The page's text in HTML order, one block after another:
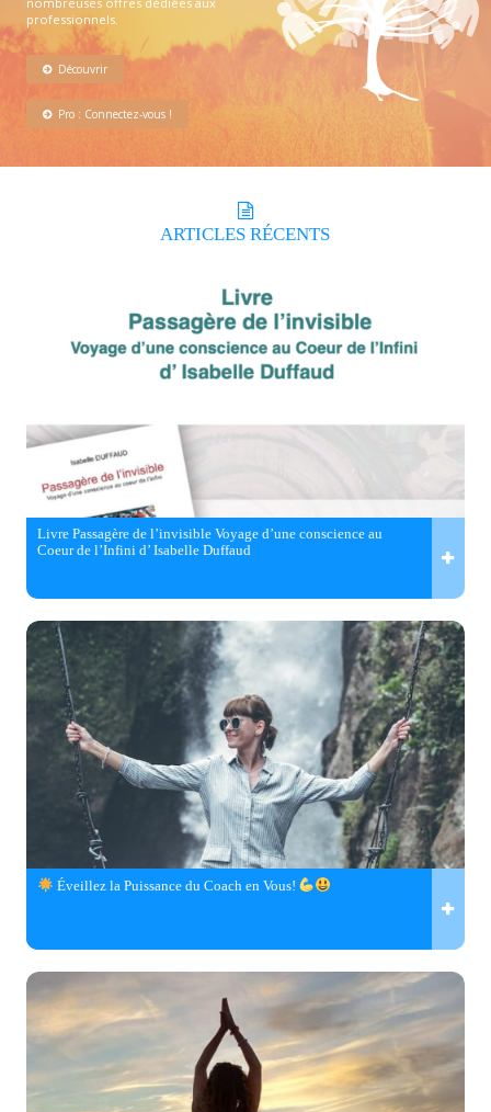
professionnels.
Découvrir
Pro : Connectez-vous !
ARTICLES RÉCENTS
Livre Passagère de l’invisible Voyage d’une conscience au
Coeur de l’Infini d’ Isabelle Duffaud
Éveillez la Puissance du Coach en Vous!